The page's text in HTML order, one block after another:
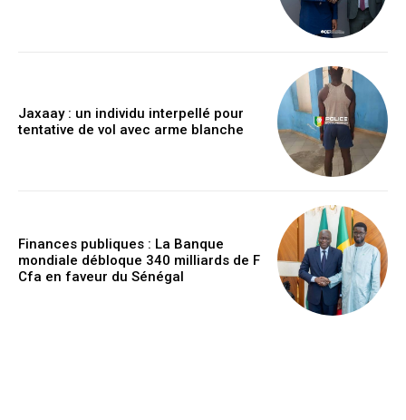
Jaxaay : un individu interpellé pour
tentative de vol avec arme blanche
Finances publiques : La Banque
mondiale débloque 340 milliards de F
Cfa en faveur du Sénégal